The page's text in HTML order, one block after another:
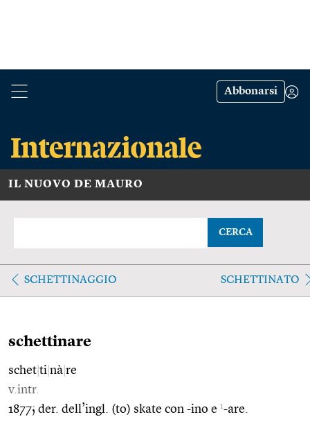
Abbonarsi
IL NUOVO DE MAURO
CERCA
SCHETTINAGGIO SCHETTINATO
schettinare
schet ti nà re
v.intr.
1877; der. dell’ingl. (to) skate con -ino e 1-are.